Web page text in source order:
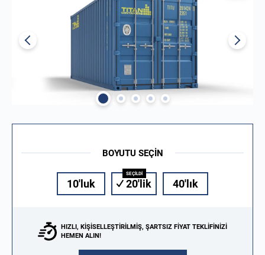
BOYUTU SEÇIN
10'luk 20'lik 40'lık
HIZLI, KIŞISELLEŞTIRILMIŞ, ŞARTSIZ FIYAT TEKLIFINIZI
HEMEN ALIN!